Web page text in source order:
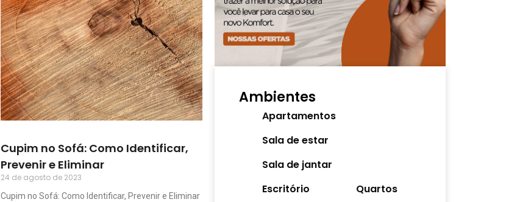
Cupim no Sofá: Como Identificar,
Prevenir e Eliminar
24 de agosto de 2023
Cupim no Sofá: Como Identificar, Prevenir e Eliminar
Ambientes
Apartamentos
Sala de estar
Sala de jantar
Escritório
Quartos